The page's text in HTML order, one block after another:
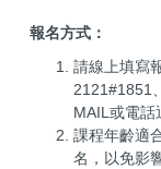
報名方式：
請線上填寫
2121#1851
MAIL或電話
課程年齡適
名，以免影